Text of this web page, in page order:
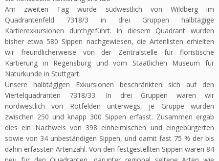
Am zweiten Tag wurde südwestlich von Wildberg im
Quadrantenfeld 7318/3 in drei Gruppen halbtägige
Kartierexkursionen durchgeführt. In diesem Quadrant wurden
bisher etwa 580 Sippen nachgewiesen, die Artenlisten erhielten
wir freundlicherweise von der Zentralstelle für floristische
Kartierung in Regensburg und vom Staatlichen Museum für
Naturkunde in Stuttgart.
Unsere halbtägigen Exkursionen beschränkten sich auf den
Viertelquadranten 7318/33. In drei Gruppen waren wir
nordwestlich von Rotfelden unterwegs, je Gruppe wurden
zwischen 250 und knapp 300 Sippen erfasst. Zusammen ergab
dies ein Nachweis von 398 einheimischen und eingebürgerten
sowie von 34 unbeständigen Sippen, und damit fast 75 % der bis
dahin erfassten Artenzahl. Von den festgestellten Sippen waren 84